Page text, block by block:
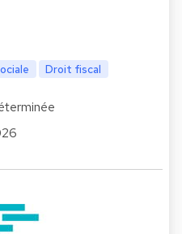
Droit fiscal